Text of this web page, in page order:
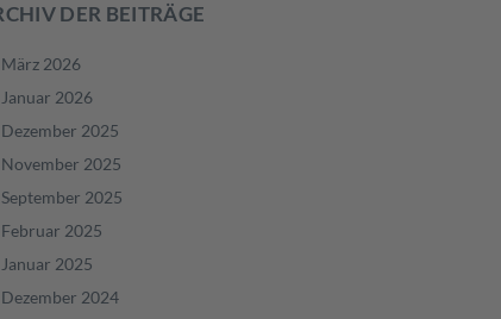
DER BEITRÄGE
März 2026
Januar 2026
Dezember 2025
November 2025
September 2025
Februar 2025
Januar 2025
Dezember 2024